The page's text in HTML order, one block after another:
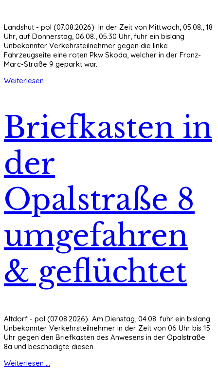
Landshut - pol (07.08.2026) In der Zeit von Mittwoch, 05.08., 18
Uhr, auf Donnerstag, 06.08., 05.30 Uhr, fuhr ein bislang
Unbekannter Verkehrsteilnehmer gegen die linke
Fahrzeugseite eine roten Pkw Skoda, welcher in der Franz-
Marc-Straße 9 geparkt war.
Weiterlesen ...
Briefkasten in
der
Opalstraße 8
umgefahren
& geflüchtet
Altdorf - pol (07.08.2026) Am Dienstag, 04.08. fuhr ein bislang
Unbekannter Verkehrsteilnehmer in der Zeit von 06 Uhr bis 15
Uhr gegen den Briefkasten des Anwesens in der Opalstraße
8a und beschädigte diesen.
Weiterlesen ...